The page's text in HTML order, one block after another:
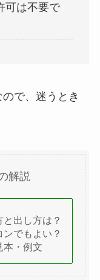
可は不要で
で、迷うとき
解説
出し方は？
でもよい？
本・例文